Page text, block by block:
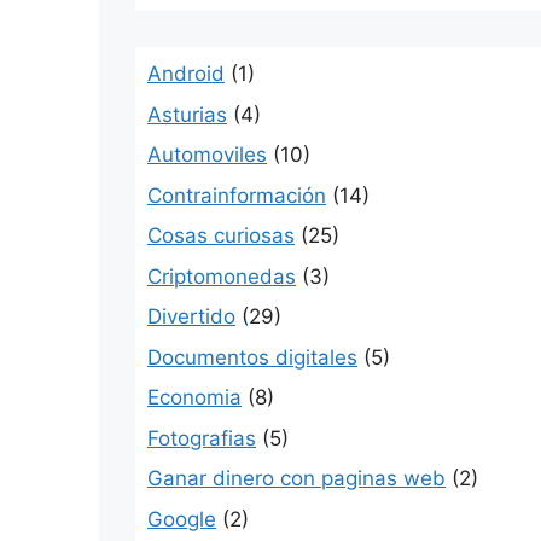
Android (1)
Asturias (4)
Automoviles (10)
Contrainformación (14)
Cosas curiosas (25)
Criptomonedas (3)
Divertido (29)
Documentos digitales (5)
Economia (8)
Fotografias (5)
Ganar dinero con paginas web (2)
Google (2)